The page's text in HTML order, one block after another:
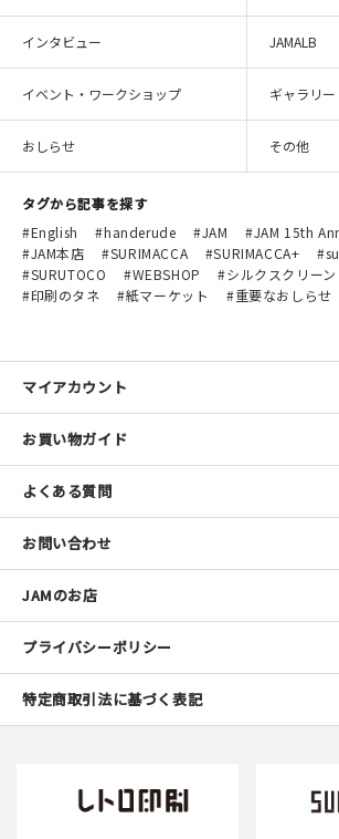
インタビュー JAMALB
イベント・ワークショップ ギャラリー
おしらせ その他
タグから記事を探す
English
handerude JAM
JAM 15th
JAM本店
SURIMACCA SURIMACCA+
SURUTOCO
WEBSHOP シルクスクリーン
印刷のタネ
紙マーケット 重要なおしらせ
マイアカウント
お買い物ガイド
よくある質問
お問い合わせ
JAMのお店
プライバシーポリシー
特定商取引法に基づく表記